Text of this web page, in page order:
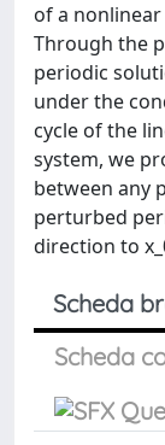
of a
Through the
periodic
under the
cycle of the
system, we
between any
perturbed
direction to
Scheda
Scheda